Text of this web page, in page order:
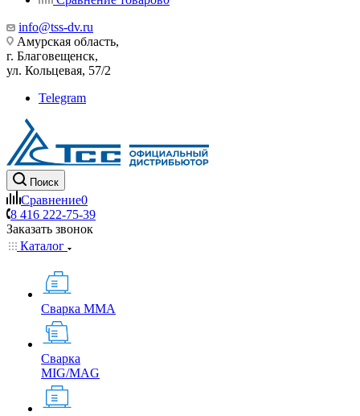
info@tss-dv.ru
Амурская область,
г. Благовещенск,
ул. Кольцевая, 57/2
Telegram
Поиск
Сравнение0
8 416 222-75-39
Заказать звонок
Каталог
Сварка MMA
Сварка
MIG/MAG